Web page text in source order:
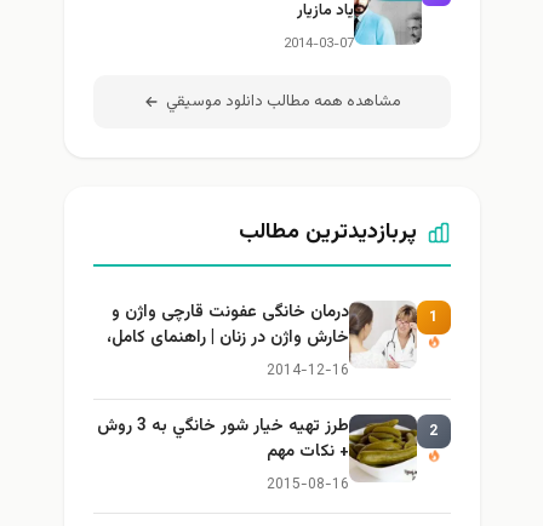
ياد مازيار
2014-03-07
مشاهده همه مطالب دانلود موسيقي
پربازدیدترین مطالب
1
درمان خانگی عفونت قارچی واژن و
خارش واژن در زنان | راهنمای کامل،
ایمن و کاربردی
2014-12-16
2
طرز تهيه خیار شور خانگي به 3 روش
+ نكات مهم
2015-08-16